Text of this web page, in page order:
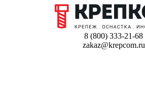
8 (800) 333-21-68
zakaz@krepcom.ru